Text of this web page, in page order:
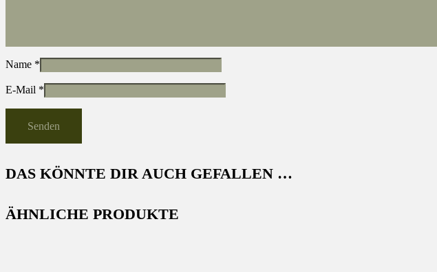
Name *
E-Mail *
DAS KÖNNTE DIR AUCH GEFALLEN …
ÄHNLICHE PRODUKTE